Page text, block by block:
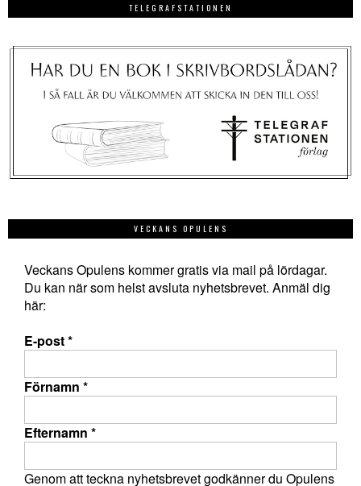
TELEGRAFSTATIONEN
VECKANS OPULENS
Veckans Opulens kommer gratis via mail på lördagar.
Du kan när som helst avsluta nyhetsbrevet. Anmäl dig
här:
E-post*
Förnamn *
Efternamn *
Genom att teckna nyhetsbrevet godkänner du Opulens